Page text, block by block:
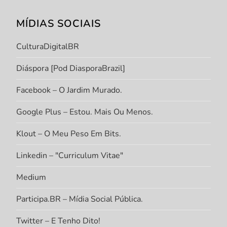
MÍDIAS SOCIAIS
CulturaDigitalBR
Diáspora [Pod DiasporaBrazil]
Facebook – O Jardim Murado.
Google Plus – Estou. Mais Ou Menos.
Klout – O Meu Peso Em Bits.
Linkedin – "Curriculum Vitae"
Medium
Participa.BR – Mídia Social Pública.
Twitter – E Tenho Dito!